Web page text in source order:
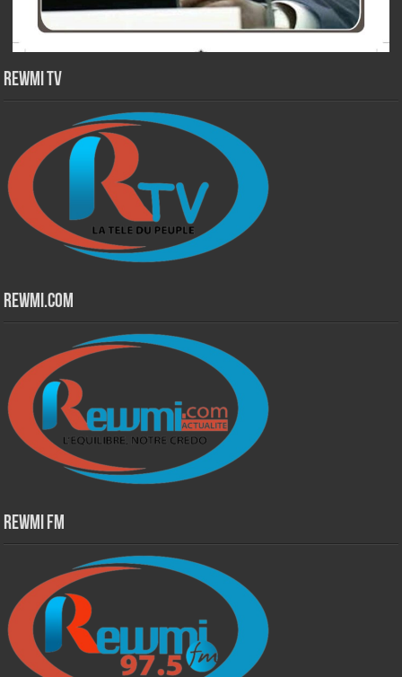
Rewmi TV
Rewmi.Com
Rewmi Fm